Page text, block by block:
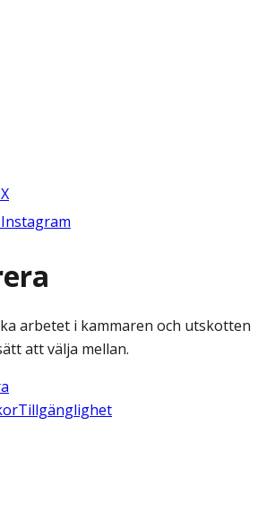
arbetet i kammaren och utskotten
att välja mellan.
Tillgänglighet